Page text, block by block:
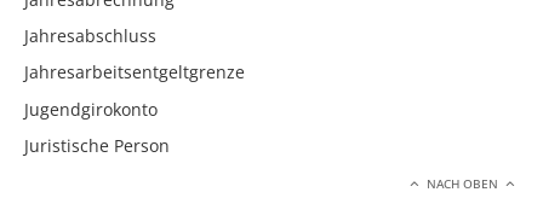
Jahresabschluss
Jahresarbeitsentgeltgrenze
Jugendgirokonto
Juristische Person
NACH OBEN